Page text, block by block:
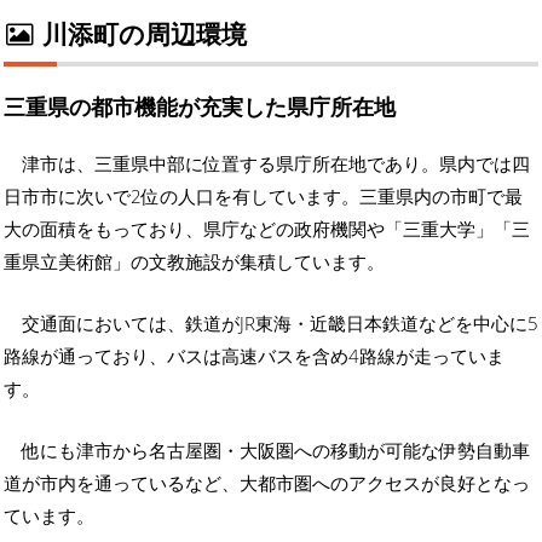
川添町の周辺環境
三重県の都市機能が充実した県庁所在地
津市は、三重県中部に位置する県庁所在地であり。県内では四
日市市に次いで2位の人口を有しています。三重県内の市町で最
大の面積をもっており、県庁などの政府機関や「三重大学」「三
重県立美術館」の文教施設が集積しています。
交通面においては、鉄道がJR東海・近畿日本鉄道などを中心に5
路線が通っており、バスは高速バスを含め4路線が走っていま
す。
他にも津市から名古屋圏・大阪圏への移動が可能な伊勢自動車
道が市内を通っているなど、大都市圏へのアクセスが良好となっ
ています。